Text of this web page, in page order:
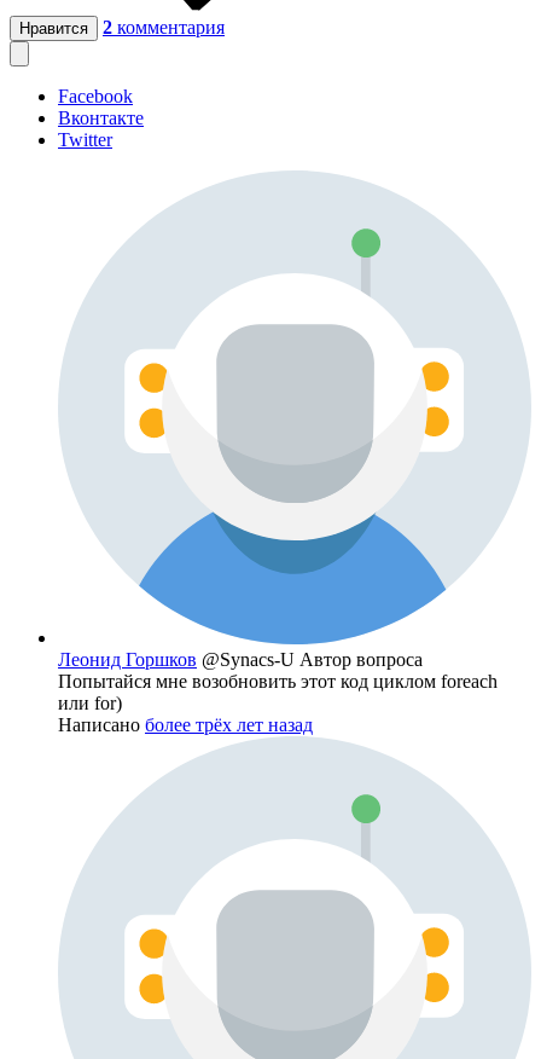
Нравится 2 комментария
Facebook
Вконтакте
Twitter
Леонид Горшков @Synacs-U Автор вопроса
Попытайся мне возобновить этот код циклом foreach
или for)
Написано более трёх лет назад